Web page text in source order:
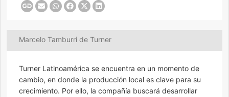
Marcelo Tamburri de Turner
Turner Latinoamérica se encuentra en un momento de
cambio, en donde la producción local es clave para su
crecimiento. Por ello, la compañía buscará desarrollar